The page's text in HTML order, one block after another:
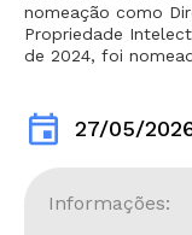
nomeação como
Propriedade
de 2024, foi
event 27/05/
Informações: